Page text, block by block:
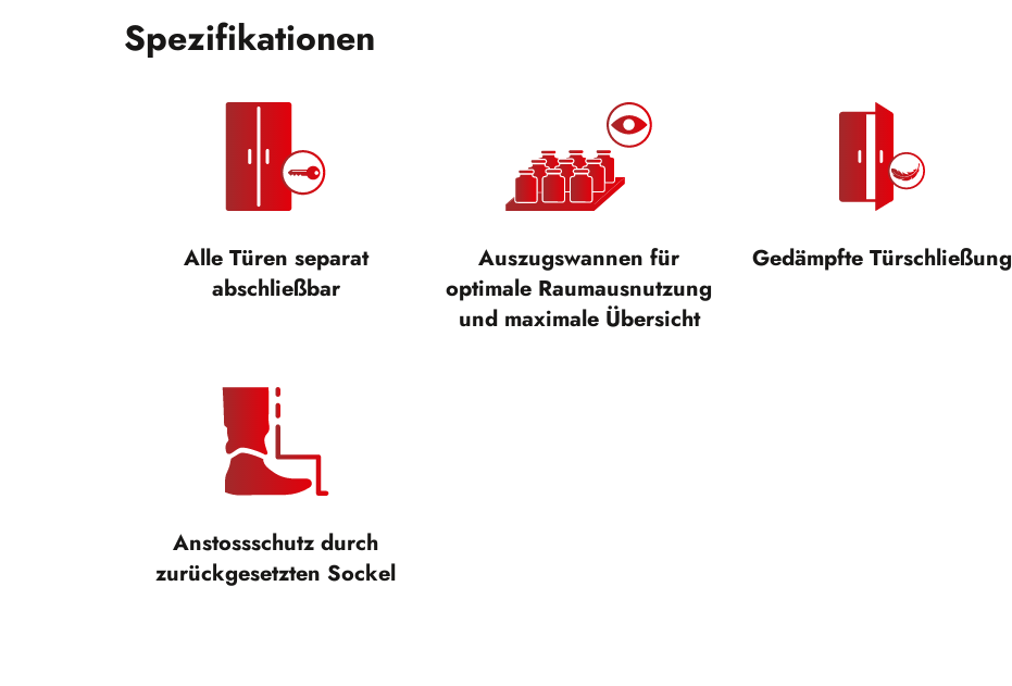
Spezifikationen
Alle Türen separat
abschließbar
Auszugswannen für
optimale Raumausnutzung
und maximale Übersicht
Gedämpfte Türschließung
Anstossschutz durch
zurückgesetzten Sockel